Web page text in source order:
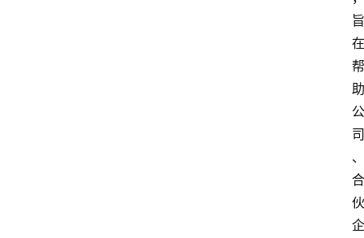
旨
在
帮
助
公
司
、
合
伙
企